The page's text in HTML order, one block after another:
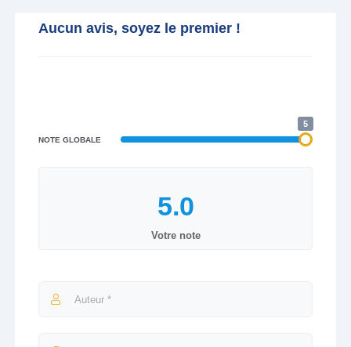
Aucun avis, soyez le premier !
NOTE GLOBALE
5
Votre note